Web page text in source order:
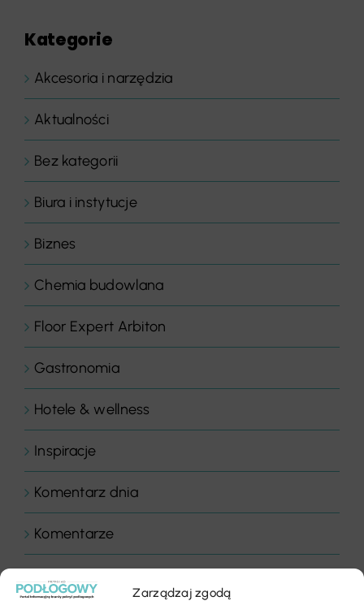
Zarządzaj zgodą
Kategorie
Akcesoria i narzędzia
Aktualności
Bez kategorii
Biura i instytucje
Biznes
Chemia budowlana
Floor Expert Arbiton
Gastronomia
Hotele & wellness
Inspiracje
Komentarz dnia
Komentarze